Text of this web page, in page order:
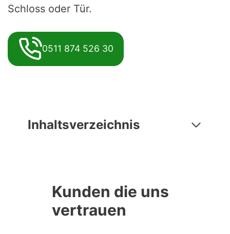
Schloss oder Tür.
0511 874 526 30
Inhaltsverzeichnis
Kunden die uns
vertrauen